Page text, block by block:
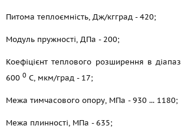
Питома теплоємність, Дж/кгград - 420;
Модуль пружності, ДПа - 200;
Коефіцієнт теплового розширення в
600 0 С, мкм/град - 17;
Межа тимчасового опору, МПа - 930 ... 1180;
Межа плинності, МПа - 635;